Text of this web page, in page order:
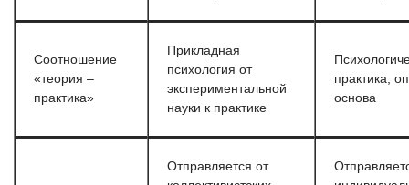
Соотношение
«теория –
практика»
Прикладная
психология от
экспериментальной
науки к практике
практика,
основа
Отправляется от